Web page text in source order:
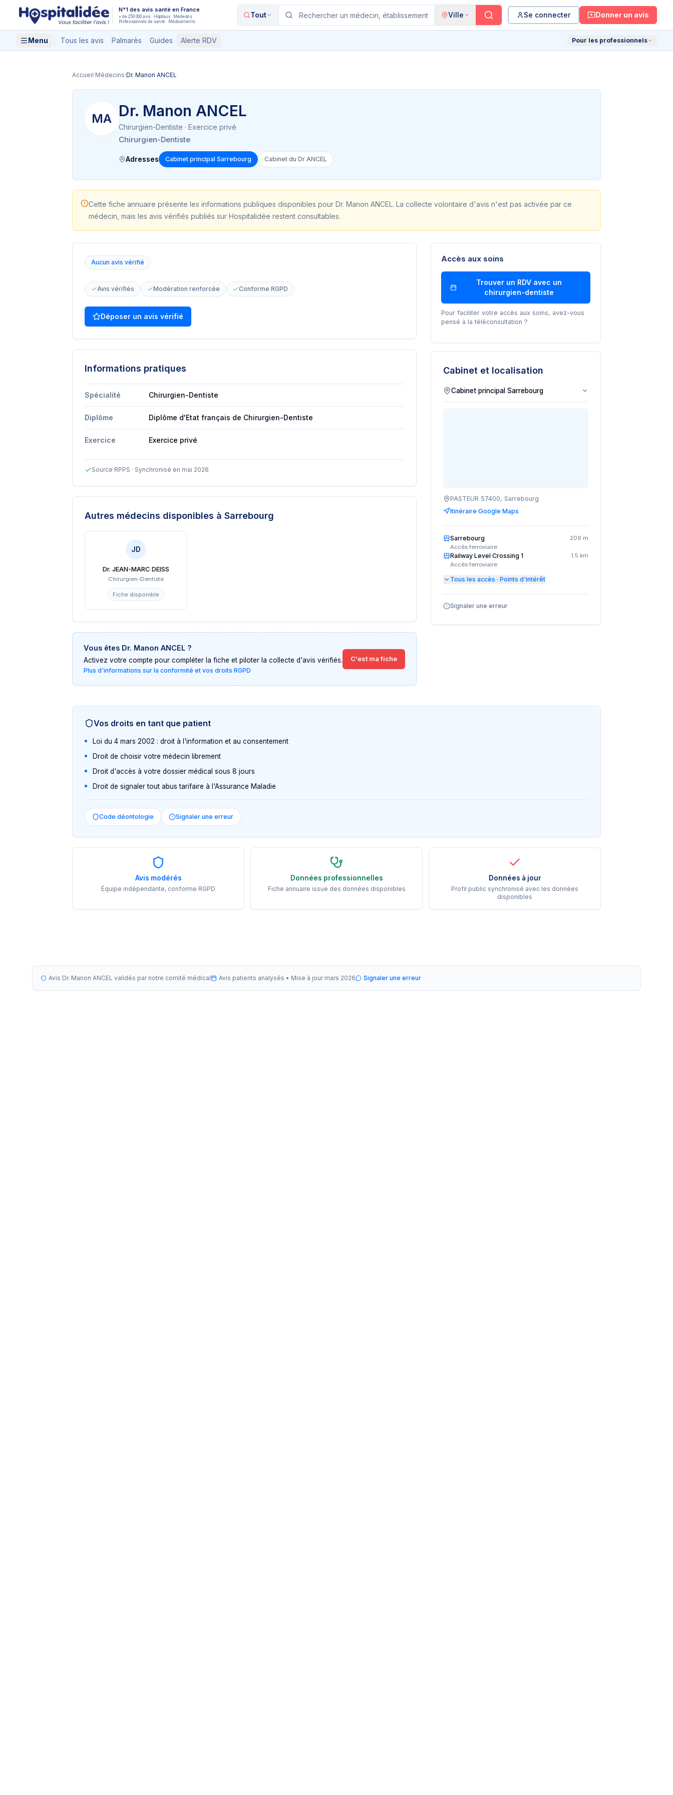
Aller au contenu principal N°1 des avis santé en France
+ de 250 000 avis · Hôpitaux · Médecins
Professionnels de santé · Médicaments
Tout Ville Se connecter Donner un avis
Menu Tous les avis Palmarès Guides Alerte RDV Pour les professionnels
Accueil·Médecins·Dr. Manon ANCEL
MA Dr. Manon ANCEL
Chirurgien-Dentiste · Exercice privé
Chirurgien-Dentiste
Adresses Cabinet principal Sarrebourg Cabinet du Dr ANCEL
Cette fiche annuaire présente les informations publiques disponibles pour Dr. Manon ANCEL. La collecte volontaire d'avis n'est pas activée par ce
médecin, mais les avis vérifiés publiés sur Hospitalidée restent consultables.
Aucun avis vérifié
Avis vérifiés Modération renforcée Conforme RGPD
Déposer un avis vérifié
Informations pratiques
Spécialité Chirurgien-Dentiste
Diplôme Diplôme d'Etat français de Chirurgien-Dentiste
Exercice Exercice privé
Source RPPS · Synchronisé en mai 2026
Autres médecins disponibles à Sarrebourg
JD
Dr. JEAN-MARC DEISS
Chirurgien-Dentiste
Fiche disponible
Vous êtes Dr. Manon ANCEL ?
Activez votre compte pour compléter la fiche et piloter la collecte d'avis vérifiés.
Plus d'informations sur la conformité et vos droits RGPD
C'est ma fiche
Accès aux soins
Trouver un RDV avec un
chirurgien-dentiste
Pour faciliter votre accès aux soins, avez-vous
pensé à la téléconsultation ?
Cabinet et localisation
PASTEUR 57400, Sarrebourg
Itinéraire Google Maps
Sarrebourg
Accès ferroviaire
209 m
Railway Level Crossing 1
Accès ferroviaire
1.5 km
Tous les accès · Points d'intérêt
Signaler une erreur
Vos droits en tant que patient
Loi du 4 mars 2002 : droit à l'information et au consentement
Droit de choisir votre médecin librement
Droit d'accès à votre dossier médical sous 8 jours
Droit de signaler tout abus tarifaire à l'Assurance Maladie
Code déontologie Signaler une erreur
Avis modérés
Équipe indépendante, conforme RGPD
Données professionnelles
Fiche annuaire issue des données disponibles
Données à jour
Profil public synchronisé avec les données
disponibles
Avis Dr. Manon ANCEL validés par notre comité médical Avis patients analysés • Mise à jour mars 2026 Signaler une erreur